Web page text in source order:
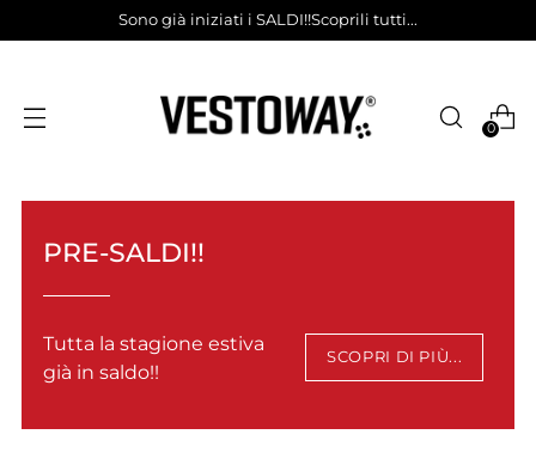
Sono già iniziati i SALDI!!Scoprili tutti...
0
PRE-SALDI!!
Tutta la stagione estiva
già in saldo!!
SCOPRI DI PIÙ...